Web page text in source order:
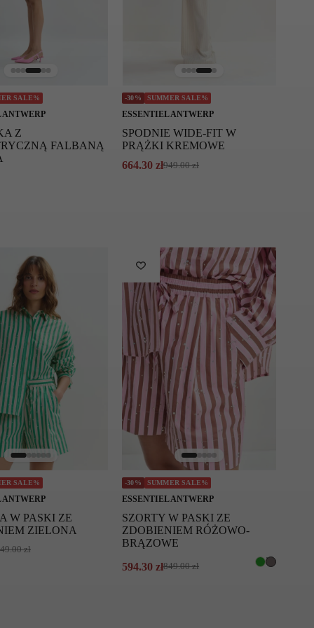
SALE%
ANTWERP
Z
FALBANĄ
-30% SUMMER SALE%
ESSENTIEL ANTWERP
SPODNIE WIDE-FIT W
PRĄŻKI KREMOWE
949.00zł
Pierwotna
664.30zł
Aktualna
SALE%
ANTWERP
W PASKI ZE
ZIELONA
zł
-30% SUMMER SALE%
ESSENTIEL ANTWERP
SZORTY W PASKI ZE
ZDOBIENIEM RÓŻOWO-
BRĄZOWE
849.00zł
Pierwotna
594.30zł
Aktualna